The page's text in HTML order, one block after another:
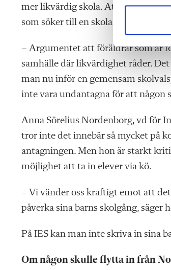
c
s
a
l
mer likvärdig skola. Att fristående
som söker till en skola anser han
– Argumentet att föräldrar som är
samhälle där likvärdighet råder.
man nu inför en gemensam
inte vara undantagna för att någon
Anna Sörelius Nordenborg, vd för
tror inte det innebär så mycket på
antagningen. Men hon är starkt
möjlighet att ta in elever via kö.
– Vi vänder oss kraftigt emot att
påverka sina barns skolgång, säger
På IES kan man inte skriva in sina
Om någon skulle flytta in från